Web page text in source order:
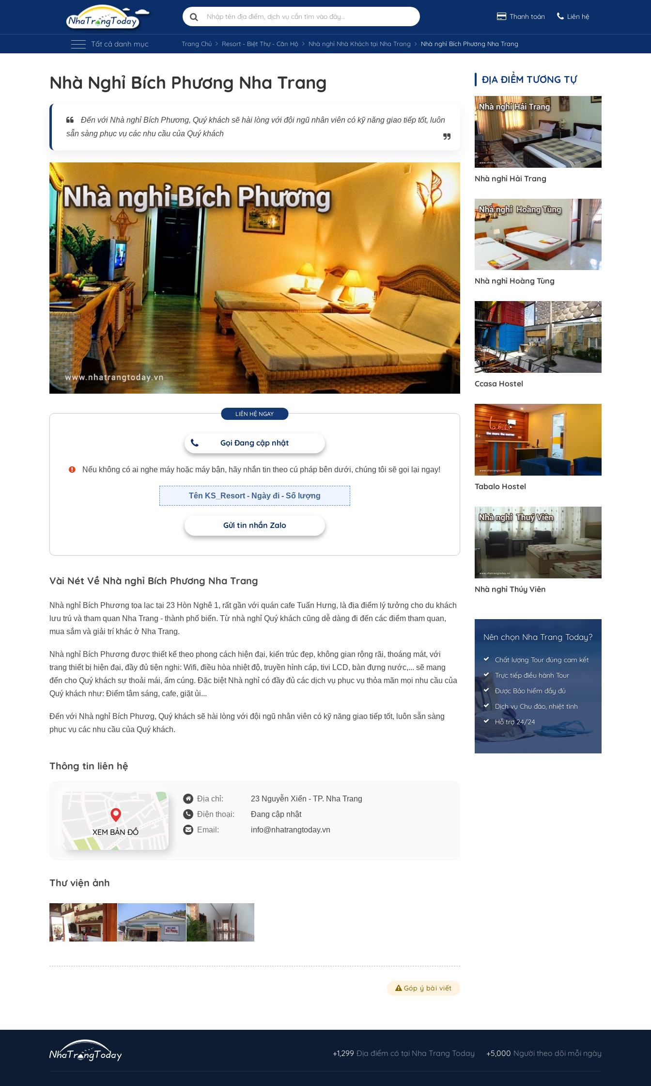
Thanh toán Liên hệ
Tất cả danh mục Trang Chủ Resort - Biệt Thự - Căn Hộ Nhà nghỉ Nhà Khách tại Nha Trang Nhà nghỉ Bích Phương Nha Trang
Nhà Nghỉ Bích Phương Nha Trang
Đến với Nhà nghỉ Bích Phương, Quý khách sẽ hài lòng với đội ngũ nhân viên có kỹ năng giao tiếp tốt, luôn
sẵn sàng phục vụ các nhu cầu của Quý khách
LIÊN HỆ NGAY
Gọi Đang cập nhật
Nếu không có ai nghe máy hoặc máy bận, hãy nhắn tin theo cú pháp bên dưới, chúng tôi sẽ gọi lại ngay!
Tên KS_Resort - Ngày đi - Số lượng
Gửi tin nhắn Zalo
Vài Nét Về Nhà nghỉ Bích Phương Nha Trang
Nhà nghỉ Bích Phương tọa lạc tại 23 Hòn Nghê 1, rất gần với quán cafe Tuấn Hưng, là địa điểm lý tưởng cho du khách
lưu trú và tham quan Nha Trang - thành phố biển. Từ nhà nghỉ Quý khách cũng dễ dàng đi đến các điểm tham quan,
mua sắm và giải trí khác ở Nha Trang.
Nhà nghỉ Bích Phương được thiết kế theo phong cách hiện đại, kiến trúc đẹp, không gian rộng rãi, thoáng mát, với
trang thiết bị hiện đại, đầy đủ tiện nghi: Wifi, điều hòa nhiệt độ, truyền hình cáp, tivi LCD, bàn đựng nước,... sẽ mang
đến cho Quý khách sự thoải mái, ấm cúng. Đặc biệt Nhà nghỉ có đầy đủ các dịch vụ phục vụ thỏa mãn mọi nhu cầu của
Quý khách như: Điểm tâm sáng, cafe, giặt ủi...
Đến với Nhà nghỉ Bích Phươg, Quý khách sẽ hài lòng với đội ngũ nhân viên có kỹ năng giao tiếp tốt, luôn sẵn sàng
phục vụ các nhu cầu của Quý khách.
Thông tin liên hệ
XEM BẢN ĐỒ
Địa chỉ:
23 Nguyễn Xiển - TP. Nha Trang
Điện thoại:
Đang cập nhật
Email:
info@nhatrangtoday.vn
Vị trí trên bản đồ
Thư viện ảnh
Góp ý bài viết
ĐỊA ĐIỂM TƯƠNG TỰ
Nhà nghỉ Hải Trang
Nhà nghỉ Hoàng Tùng
Ccasa Hostel
Tabalo Hostel
Nhà nghỉ Thúy Viên
Nên chọn Nha Trang Today?
Chất lượng Tour đúng cam kết
Trực tiếp điều hành Tour
Được Bảo hiểm đầy đủ
Dịch vụ Chu đáo, nhiệt tình
Hỗ trợ 24/24
+1,299 Địa điểm có tại Nha Trang Today +5,000 Người theo dõi mỗi ngày